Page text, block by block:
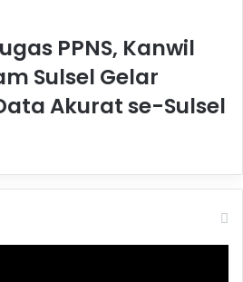
PPNS, Kanwil
Sulsel Gelar
Akurat se-Sulsel